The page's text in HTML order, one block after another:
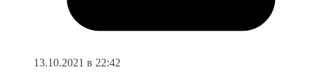
13.10.2021 в 22:42